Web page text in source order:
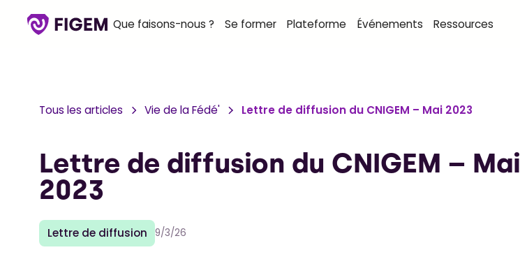
Que faisons-nous ? Se former Plateforme Événements Ressources
Tous les articles Vie de la Fédé' Lettre de diffusion du CNIGEM – Mai 2023
Lettre de diffusion du CNIGEM – Mai
2023
Lettre de diffusion 9/3/26